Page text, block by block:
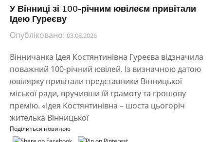
У Вінниці зі 100-річним ювілеєм привітали
Ідею Гуреєву
Опубліковано: 03.08.2026
Вінничанка Ідея Костянтинівна Гуреєва відзначила
поважний 100-річний ювілей. Із визначною датою
ювілярку привітали представники Вінницької
міської ради, вручивши їй грамоту та грошову
премію. «Ідея Костянтинівна – шоста цьогоріч
жителька Вінницької
Поділиться новиною